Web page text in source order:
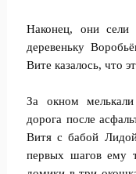
Наконец, они
деревеньку
Вите казалось, что
За окном
дорога после
Витя с бабой
первых шагов ему